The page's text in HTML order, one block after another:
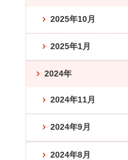
2025年10月
2025年1月
2024年
2024年11月
2024年9月
2024年8月